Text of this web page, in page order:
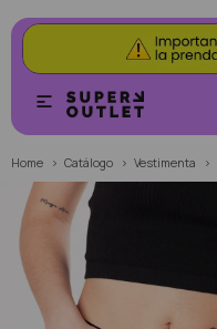

Home Catálogo Vestimenta